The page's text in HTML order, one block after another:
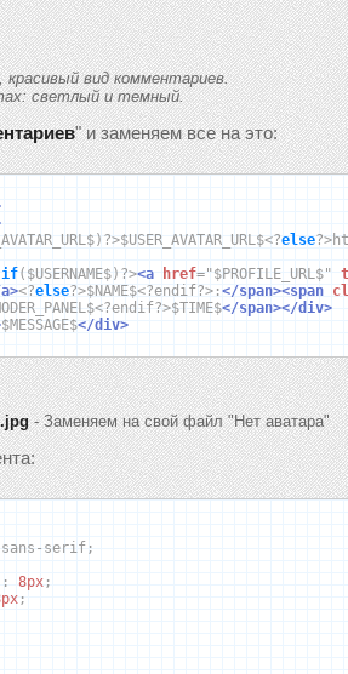
вид комментариев.
светлый и темный.
" и заменяем все на это:
)?>$USER_AVATAR_URL$<?else?>
if( $USERNAME$)?><a href="$PROFILE_URL$"
<?else?>$NAME$<?endif?> :</span><span
<?endif?>$TIME$</span></div>
$MESSAGE$</div>
- Заменяем на свой файл "Нет аватара"
sans -serif ;
: 8px;
;